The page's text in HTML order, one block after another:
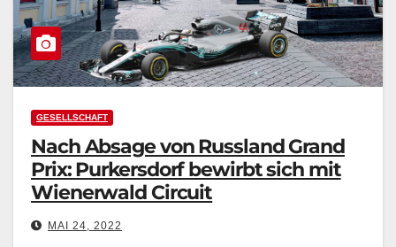
GESELLSCHAFT
Nach Absage von Russland Grand
Prix: Purkersdorf bewirbt sich mit
Wienerwald Circuit
MAI 24, 2022